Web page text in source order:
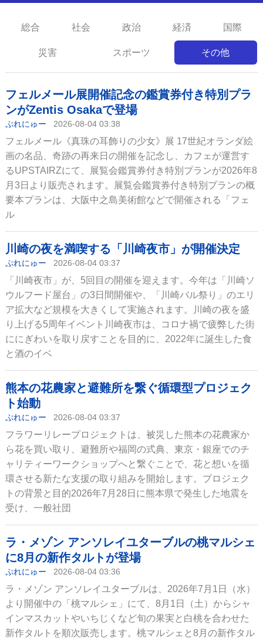
総合 社会 政治 経済 国際
災害 スポーツ その他
フェルメール展開催記念の鑑賞券付き特別プラ
ンがZentis Osakaで登場
ぷれにゅー 2026-08-04 03:38
フェルメール《真珠の耳飾りの少女》展 17世紀オランダ絵
画の名品、奇跡の再来日の開催を記念し、カフェが運営す
るUPSTAIRZにて、展覧会鑑賞券付き特別プランが2026年8
月3日より販売されます。展覧会鑑賞券付き特別プランの概
要本プランは、大阪中之島美術館などで開催される「フェ
ル
川崎の夜を満喫する「川崎夜市」が開催決定
ぷれにゅー 2026-08-04 03:37
「川崎夜市」が、5回目の開催を迎えます。今年は「川崎ソ
ウルフード屋台」の3日間開催や、「川崎バル祭り」のエリ
ア拡大など規模を大きくして実施されます。川崎の夜を盛
り上げる5周年イベント川崎夜市は、コロナ禍で疲弊した街
ににぎわいを取り戻すことを目的に、2022年に誕生した食
と酒のイベ
熊本の花農家と避難所を繋ぐ循環型プロジェク
ト始動
ぷれにゅー 2026-08-04 03:37
フラワーリレープロジェクトは、被災した熊本の花農家か
ら花を買い取り、避難所や福岡の式典、東京・銀座でのチ
ャリティーワークショップへと繋ぐことで、花と想いを循
環させる新たな支援の取り組みを開始します。プロジェク
トの背景と目的2026年7月28日に熊本県で発生した地震を
受け、一般社団
ラ・メゾン アンソレイユターブルの桃マルシェ
に8月の新作タルトが登場
ぷれにゅー 2026-08-04 03:36
ラ・メゾン アンソレイユターブルは、2026年7月1日（水）
より開催中の「桃マルシェ」にて、8月1日（土）からシャ
インマスカットやいちじくなど旬の果実と白桃を合わせた
新作タルトを順次販売します。桃マルシェと8月の新作タル